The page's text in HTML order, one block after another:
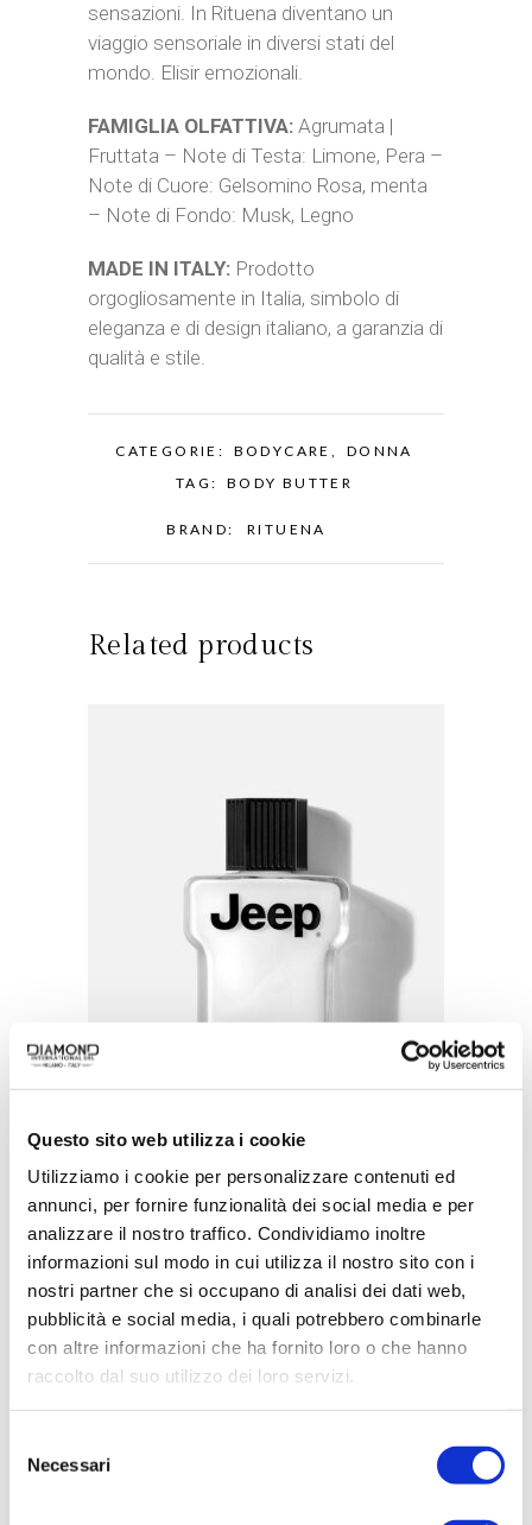
Questo sito web utilizza i cookie
Utilizziamo i cookie per personalizzare contenuti ed
annunci, per fornire funzionalità dei social media e per
analizzare il nostro traffico. Condividiamo inoltre
informazioni sul modo in cui utilizza il nostro sito con i
nostri partner che si occupano di analisi dei dati web,
pubblicità e social media, i quali potrebbero combinarle
con altre informazioni che ha fornito loro o che hanno
raccolto dal suo utilizzo dei loro servizi.
delNecessari
sensazioni. In Rituena diventano un
viaggio sensoriale in diversi stati del
mondo. Elisir emozionali.
FAMIGLIA OLFATTIVA: Agrumata |
Fruttata – Note di Testa: Limone, Pera –
Note di Cuore: Gelsomino Rosa, menta
– Note di Fondo: Musk, Legno
MADE IN ITALY: Prodotto
orgogliosamente in Italia, simbolo di
eleganza e di design italiano, a garanzia di
qualità e stile.
CATEGORIE: BODYCARE ,
DONNA
TAG:
BODY BUTTER
BRAND: RITUENA
Related products
ACQUISTA PRODOTTO
JEEP | FREEDOM AFTERSHAVE
BALM